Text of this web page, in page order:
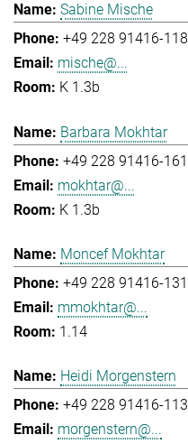
Sabine Mische
+49 228 91416-118
mische@...
K 1.3b
Barbara Mokhtar
+49 228 91416-161
mokhtar@...
K 1.3b
Moncef Mokhtar
+49 228 91416-131
mmokhtar@...
1.14
Heidi Morgenstern
+49 228 91416-113
morgenstern@...